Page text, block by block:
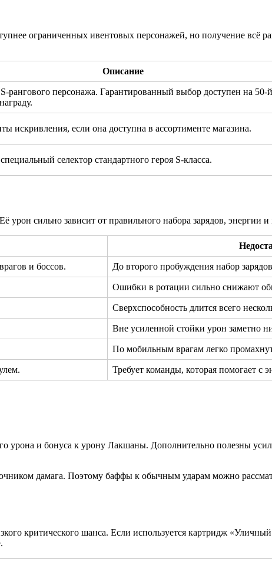
ограниченных ивентовых персонажей, но получение всё
Описание
рангового персонажа. Гарантированный выбор доступен на
искривления, если она доступна в ассортименте магазина.
селектор стандартного героя S-класса.
урон сильно зависит от правильного набора зарядов, энергии
и боссов. До второго пробуждения набор
Ошибки в ротации сильно снижают
Сверхспособность длится всего
Вне усиленной стойки урон заметно
По мобильным врагам легко
Требует команды, которая помогает с
урона и бонуса к урону Лакшаны. Дополнительно полезны
дамага. Поэтому баффы к обычным ударам можно
критического шанса. Если используется картридж